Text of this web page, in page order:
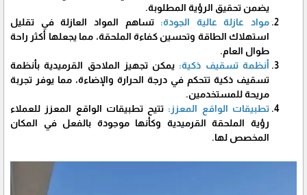
يضمن تحقيق الرؤية المطلوبة.
مواد عازلة عالية الجودة: تساهم المواد العازلة في تقليل
استهلاك الطاقة وتحسين كفاءة الملحقة، مما يجعلها أكثر راحة
طوال العام.
أنظمة تسقيف ذكية: يمكن تجهيز الملاحق القرميدية بأنظمة
تسقيف ذكية تتحكم في درجة الحرارة والإضاءة، مما يوفر تجربة
مريحة للمستخدمين.
تطبيقات الواقع المعزز: تتيح تطبيقات الواقع المعزز للعملاء
رؤية الملحقة القرميدية وكأنها موجودة بالفعل في المكان
المخصص لها.